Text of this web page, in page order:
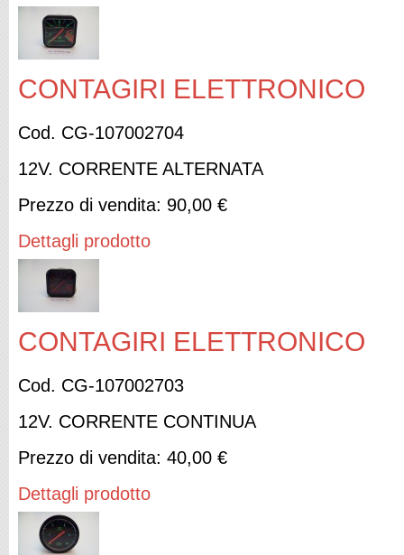
CONTAGIRI ELETTRONICO
Cod. CG-107002704
12V. CORRENTE ALTERNATA
Prezzo di vendita: 90,00 €
Dettagli prodotto
CONTAGIRI ELETTRONICO
Cod. CG-107002703
12V. CORRENTE CONTINUA
Prezzo di vendita: 40,00 €
Dettagli prodotto